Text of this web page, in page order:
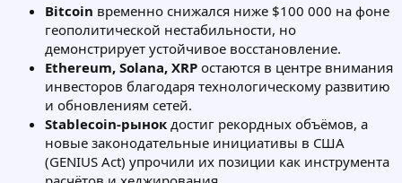
Bitcoin временно снижался ниже $100 000 на фоне
геополитической нестабильности, но
демонстрирует устойчивое восстановление.
Ethereum, Solana, XRP остаются в центре внимания
инвесторов благодаря технологическому развитию
и обновлениям сетей.
Stablecoin-рынок достиг рекордных объёмов, а
новые законодательные инициативы в США
(GENIUS Act) упрочили их позиции как инструмента